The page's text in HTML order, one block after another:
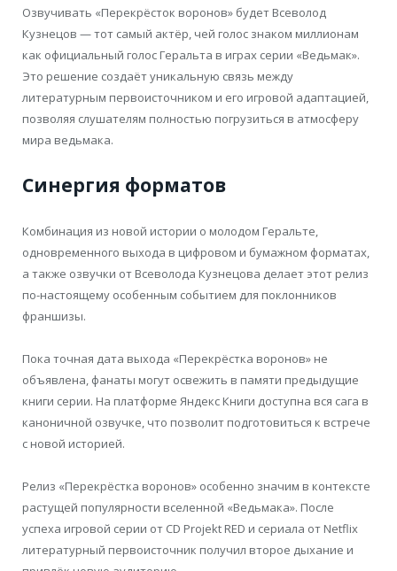
Озвучивать «Перекрёсток воронов» будет Всеволод
Кузнецов — тот самый актёр, чей голос знаком миллионам
как официальный голос Геральта в играх серии «Ведьмак».
Это решение создаёт уникальную связь между
литературным первоисточником и его игровой адаптацией,
позволяя слушателям полностью погрузиться в атмосферу
мира ведьмака.
Синергия форматов
Комбинация из новой истории о молодом Геральте,
одновременного выхода в цифровом и бумажном форматах,
а также озвучки от Всеволода Кузнецова делает этот релиз
по-настоящему особенным событием для поклонников
франшизы.
Пока точная дата выхода «Перекрёстка воронов» не
объявлена, фанаты могут освежить в памяти предыдущие
книги серии. На платформе Яндекс Книги доступна вся сага в
каноничной озвучке, что позволит подготовиться к встрече
с новой историей.
Релиз «Перекрёстка воронов» особенно значим в контексте
растущей популярности вселенной «Ведьмака». После
успеха игровой серии от CD Projekt RED и сериала от Netflix
литературный первоисточник получил второе дыхание и